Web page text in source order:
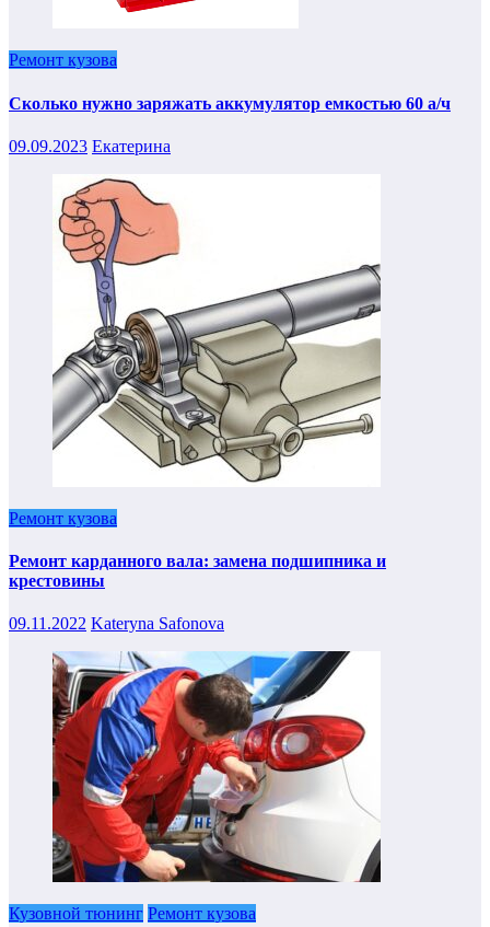
Ремонт кузова
Сколько нужно заряжать аккумулятор емкостью 60 а/ч
09.09.2023 Екатерина
Ремонт кузова
Ремонт карданного вала: замена подшипника и
крестовины
09.11.2022 Kateryna Safonova
Кузовной тюнинг Ремонт кузова